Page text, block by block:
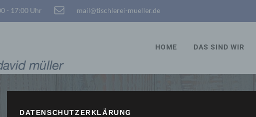
- 17:00 Uhr mail@tischlerei-mueller.de
HOME DAS SIND WIR
DATENSCHUTZERKLÄRUNG